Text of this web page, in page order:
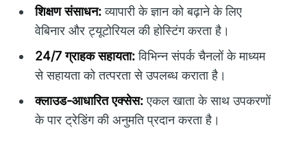
शिक्षण संसाधन:व्यापारी के ज्ञान को बढ़ाने के लिए
वेबिनार और ट्यूटोरियल की होस्टिंग करता है।
24/7 ग्राहक सहायता:विभिन्न संपर्क चैनलों के माध्यम
से सहायता को तत्परता से उपलब्ध कराता है।
क्लाउड-आधारित एक्सेस:एकल खाता के साथ उपकरणों
के पार ट्रेडिंग की अनुमति प्रदान करता है।